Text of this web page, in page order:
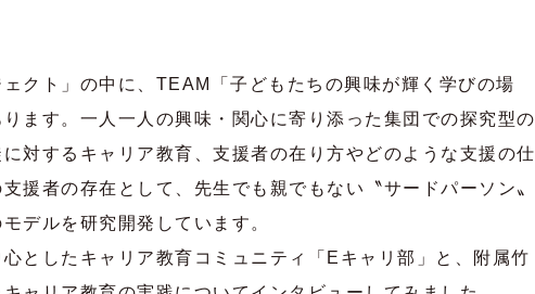
クト」の中に、TEAM「子どもたちの興味が輝く学びの場
ます。一人一人の興味・関心に寄り添った集団での探究型の
対するキャリア教育、支援者の在り方やどのような支援の仕
援者の存在として、先生でも親でもない〝サードパーソン〟
デルを研究開発しています。
としたキャリア教育コミュニティ「Eキャリ部」と、附属竹